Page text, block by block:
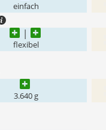
einfach
flexibel
3.640 g